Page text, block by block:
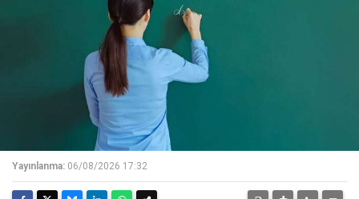
Yayınlanma: 06/08/2026 17:32